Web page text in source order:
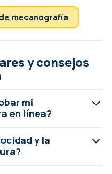
mecanografía
y consejos
mi
en línea?
y la